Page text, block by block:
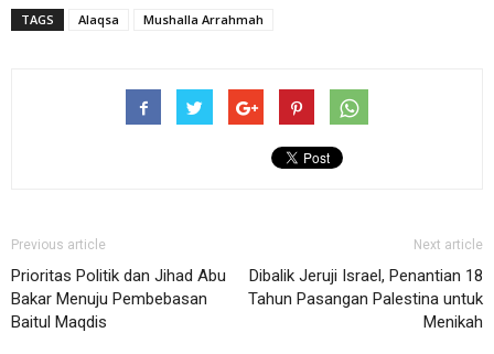
TAGS Alaqsa Mushalla Arrahmah
Previous article
Prioritas Politik dan Jihad Abu
Bakar Menuju Pembebasan
Baitul Maqdis
Next article
Dibalik Jeruji Israel, Penantian 18
Tahun Pasangan Palestina untuk
Menikah